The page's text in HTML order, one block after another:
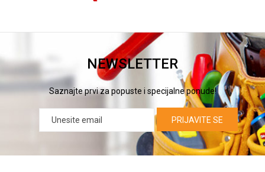
NEWSLETTER
Saznajte prvi za popuste i specijalne ponude!
PRIJAVITE SE